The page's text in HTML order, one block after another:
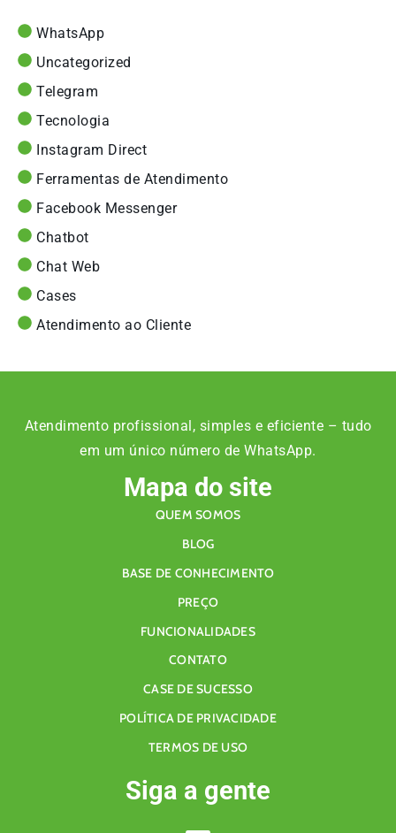
WhatsApp
Uncategorized
Telegram
Tecnologia
Instagram Direct
Ferramentas de Atendimento
Facebook Messenger
Chatbot
Chat Web
Cases
Atendimento ao Cliente
Atendimento profissional, simples e eficiente – tudo
em um único número de WhatsApp.
Mapa do site
QUEM SOMOS
BLOG
BASE DE CONHECIMENTO
PREÇO
FUNCIONALIDADES
CONTATO
CASE DE SUCESSO
POLÍTICA DE PRIVACIDADE
TERMOS DE USO
Siga a gente